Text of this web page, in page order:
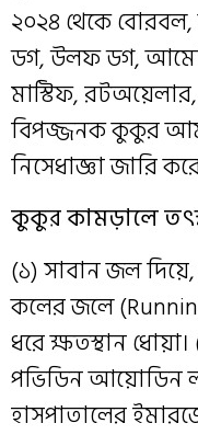
২০২৪ থেকে বোরবল,
ডগ, উলফ ডগ,
মাস্টিফ,
বিপজ্জনক কুকুর
নিসেধাজ্ঞা জারি
কুকুর কামড়ালে
(১) সাবান জল
কলের জলে
ধরে ক্ষতস্থান
পভিডিন আয়োডিন
হাসপাতালের